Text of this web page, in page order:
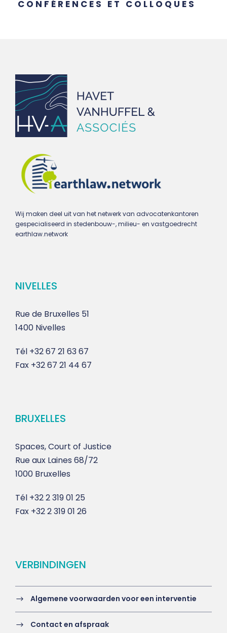
CONFÉRENCES ET COLLOQUES
Wij maken deel uit van het netwerk van advocatenkantoren
gespecialiseerd in stedenbouw-, milieu- en vastgoedrecht
earthlaw.network
NIVELLES
Rue de Bruxelles 51
1400 Nivelles
Tél +32 67 21 63 67
Fax +32 67 21 44 67
BRUXELLES
Spaces, Court of Justice
Rue aux Laines 68/72
1000 Bruxelles
Tél +32 2 319 01 25
Fax +32 2 319 01 26
VERBINDINGEN
Algemene voorwaarden voor een interventie
Contact en afspraak